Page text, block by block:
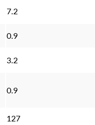
7.2
0.9
3.2
0.9
127